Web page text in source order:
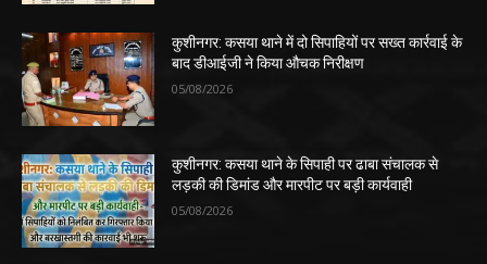
कुशीनगर: कसया थाने में दो सिपाहियों पर सख्त कार्रवाई के
बाद डीआईजी ने किया औचक निरीक्षण
05/08/2026
कुशीनगर: कसया थाने के सिपाही पर ढाबा संचालक से
लड़की की डिमांड और मारपीट पर बड़ी कार्यवाही
05/08/2026